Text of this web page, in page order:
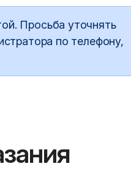
Просьба уточнять
по телефону,